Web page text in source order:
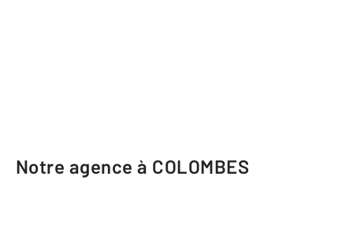
Notre agence à COLOMBES